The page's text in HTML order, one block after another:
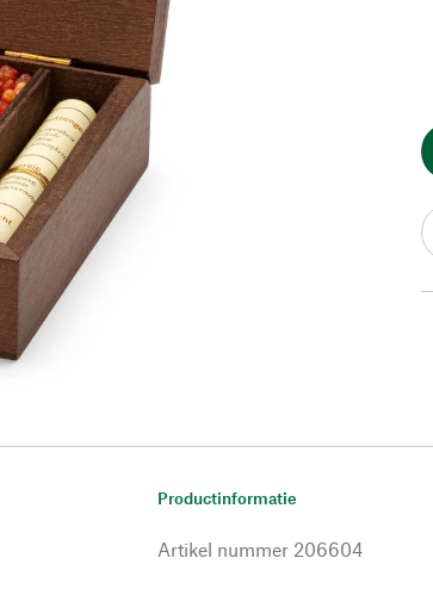
Productinformatie
Artikel nummer 206604